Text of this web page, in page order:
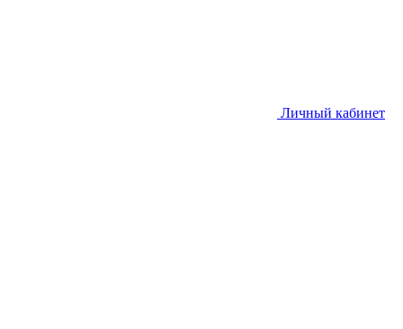
Личный кабинет